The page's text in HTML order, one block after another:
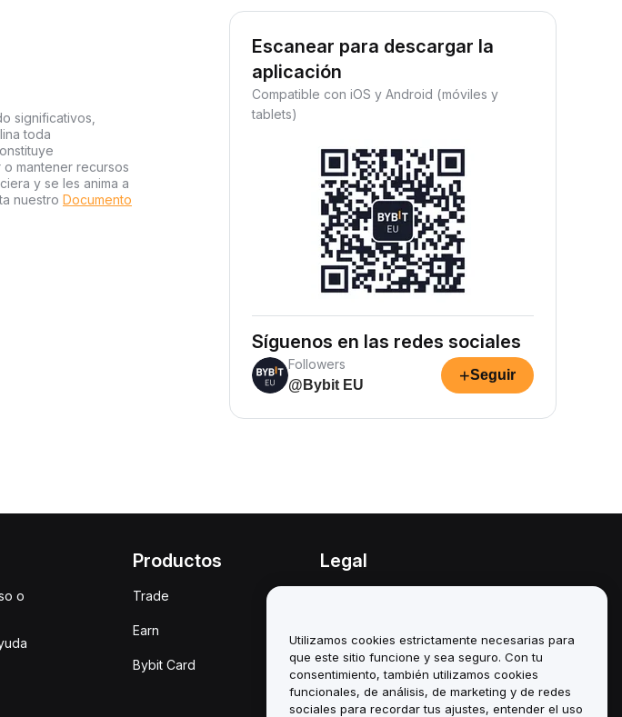
significativos,
toda
mantener recursos
y se les anima a
nuestro Documento
Escanear para descargar la
aplicación
Compatible con iOS y Android (móviles y
tablets)
Síguenos en las redes sociales
Followers
@Bybit EU
+Seguir
o
Productos
Trade
Earn
Bybit Card
Legal
Resumen de la política de
custodia y administración
Información sobre ESG
Utilizamos cookies estrictamente necesarias para
que este sitio funcione y sea seguro. Con tu
consentimiento, también utilizamos cookies
funcionales, de análisis, de marketing y de redes
sociales para recordar tus ajustes, entender el uso